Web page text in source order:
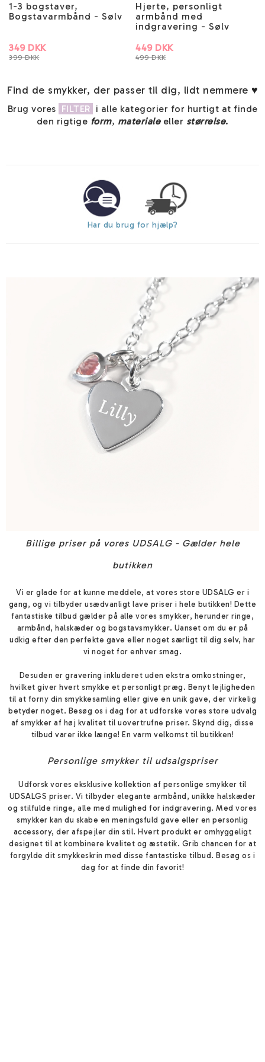
1-3 bogstaver,
Bogstavarmbånd - Sølv
399 DKK
349 DKK
Hjerte, personligt
armbånd med
indgravering - Sølv
499 DKK
449 DKK
Find de smykker, der passer til dig, lidt nemmere ♥
Brug vores FILTER i alle kategorier for hurtigt at finde
den rigtige form, materialeeller størrelse.
Har du brug for hjælp?
Billige priser på vores UDSALG - Gælder hele
butikken
Vi er glade for at kunne meddele, at vores store UDSALG er i
gang, og vi tilbyder usædvanligt lave priser i hele butikken! Dette
fantastiske tilbud gælder på alle vores smykker, herunder ringe,
armbånd, halskæder og bogstavsmykker. Uanset om du er på
udkig efter den perfekte gave eller noget særligt til dig selv, har
vi noget for enhver smag.
Desuden er gravering inkluderet uden ekstra omkostninger,
hvilket giver hvert smykke et personligt præg. Benyt lejligheden
til at forny din smykkesamling eller give en unik gave, der virkelig
betyder noget. Besøg os i dag for at udforske vores store udvalg
af smykker af høj kvalitet til uovertrufne priser. Skynd dig, disse
tilbud varer ikke længe! En varm velkomst til butikken!
Personlige smykker til udsalgspriser
Udforsk vores eksklusive kollektion af personlige smykker til
UDSALGS priser. Vi tilbyder elegante armbånd, unikke halskæder
og stilfulde ringe, alle med mulighed for indgravering. Med vores
smykker kan du skabe en meningsfuld gave eller en personlig
accessory, der afspejler din stil. Hvert produkt er omhyggeligt
designet til at kombinere kvalitet og æstetik. Grib chancen for at
forgylde dit smykkeskrin med disse fantastiske tilbud. Besøg os i
dag for at finde din favorit!